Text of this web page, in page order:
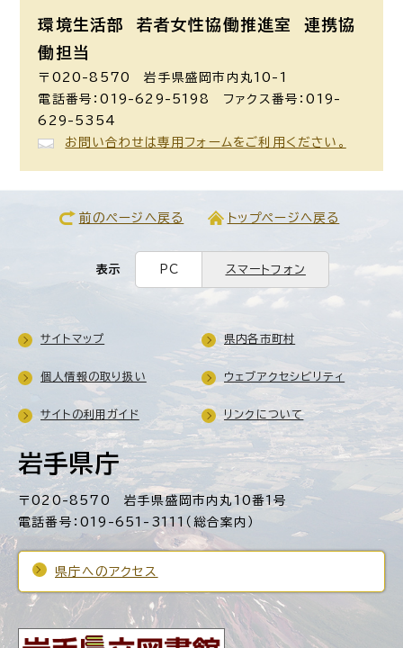
環境生活部 若者女性協働推進室
連携協
働担当
〒020-8570 岩手県盛岡市内丸10-1
電話番号：019-629-5198 ファクス番号：019-
629-5354
お問い合わせは専用フォームをご利用ください。
前のページへ戻る トップページへ戻る
表示 PC スマートフォン
岩手県庁
〒020-8570 岩手県盛岡市内丸10番1号
電話番号：019-651-3111（総合案内）
県庁へのアクセス
サイトマップ 県内各市町村
個人情報の取り扱い ウェブアクセシビリティ
サイトの利用ガイド リンクについて